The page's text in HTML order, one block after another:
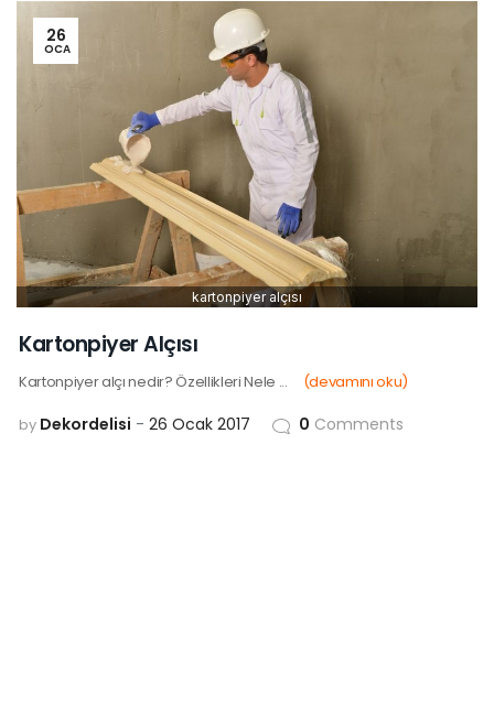
26
OCA
kartonpiyer alçısı
Kartonpiyer Alçısı
Kartonpiyer alçı nedir? Özellikleri Nele ... (devamını oku)
by Dekordelisi 26 Ocak 2017 0 Comments